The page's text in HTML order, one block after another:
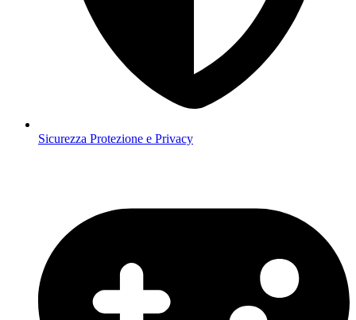
Sicurezza Protezione e Privacy